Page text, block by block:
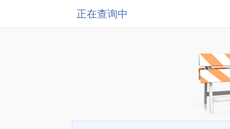
正在查询中